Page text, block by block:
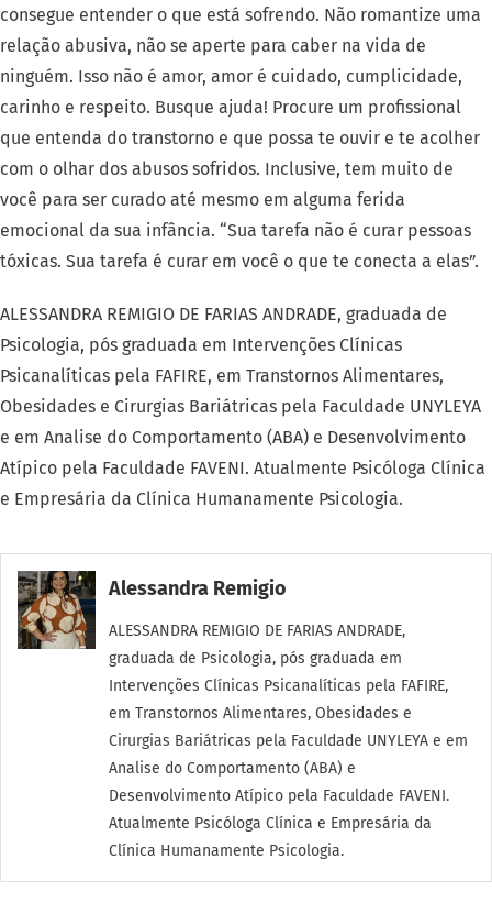
consegue entender o que está sofrendo. Não romantize uma
relação abusiva, não se aperte para caber na vida de
ninguém. Isso não é amor, amor é cuidado, cumplicidade,
carinho e respeito. Busque ajuda! Procure um profissional
que entenda do transtorno e que possa te ouvir e te acolher
com o olhar dos abusos sofridos. Inclusive, tem muito de
você para ser curado até mesmo em alguma ferida
emocional da sua infância. “Sua tarefa não é curar pessoas
tóxicas. Sua tarefa é curar em você o que te conecta a elas”.
ALESSANDRA REMIGIO DE FARIAS ANDRADE, graduada de
Psicologia, pós graduada em Intervenções Clínicas
Psicanalíticas pela FAFIRE, em Transtornos Alimentares,
Obesidades e Cirurgias Bariátricas pela Faculdade UNYLEYA
e em Analise do Comportamento (ABA) e Desenvolvimento
Atípico pela Faculdade FAVENI. Atualmente Psicóloga Clínica
e Empresária da Clínica Humanamente Psicologia.
Alessandra Remigio
ALESSANDRA REMIGIO DE FARIAS ANDRADE,
graduada de Psicologia, pós graduada em
Intervenções Clínicas Psicanalíticas pela FAFIRE,
em Transtornos Alimentares, Obesidades e
Cirurgias Bariátricas pela Faculdade UNYLEYA e em
Analise do Comportamento (ABA) e
Desenvolvimento Atípico pela Faculdade FAVENI.
Atualmente Psicóloga Clínica e Empresária da
Clínica Humanamente Psicologia.